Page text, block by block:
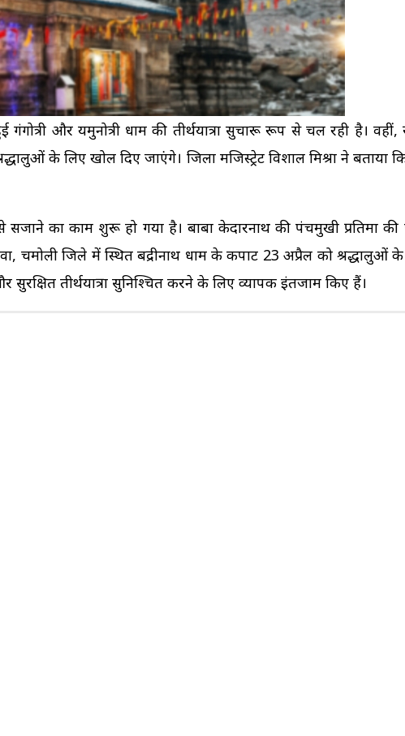
और यमुनोत्री धाम की तीर्थयात्रा सुचारू रूप से चल रही है। वहीं,
के लिए खोल दिए जाएंगे। जिला मजिस्ट्रेट विशाल मिश्रा ने बताया कि
का काम शुरू हो गया है। बाबा केदारनाथ की पंचमुखी प्रतिमा की
चमोली जिले में स्थित बद्रीनाथ धाम के कपाट 23 अप्रैल को श्रद्धालुओं
तीर्थयात्रा सुनिश्चित करने के लिए व्यापक इंतजाम किए हैं।